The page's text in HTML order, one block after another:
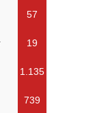
57
19
1.135
739